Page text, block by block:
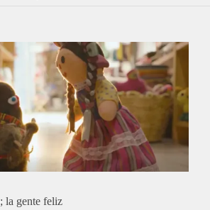
la gente feliz